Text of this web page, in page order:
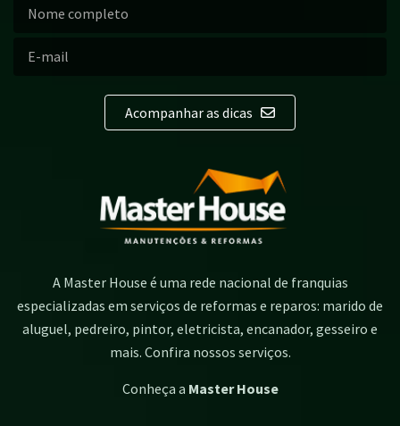
Acompanhar as dicas
A Master House é uma rede nacional de franquias
especializadas em serviços de reformas e reparos: marido de
aluguel, pedreiro, pintor, eletricista, encanador, gesseiro e
mais. Confira nossos serviços.
Conheça a Master House